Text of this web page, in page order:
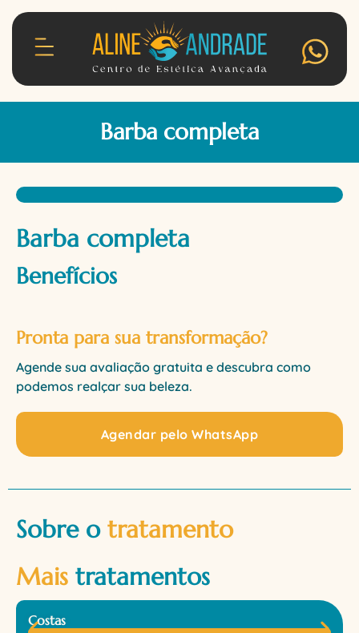
Barba completa
Barba completa
Benefícios
Pronta para sua transformação?
Agende sua avaliação gratuita e descubra como
podemos realçar sua beleza.
Agendar pelo WhatsApp
Sobre otratamento
Mais tratamentos
Costas